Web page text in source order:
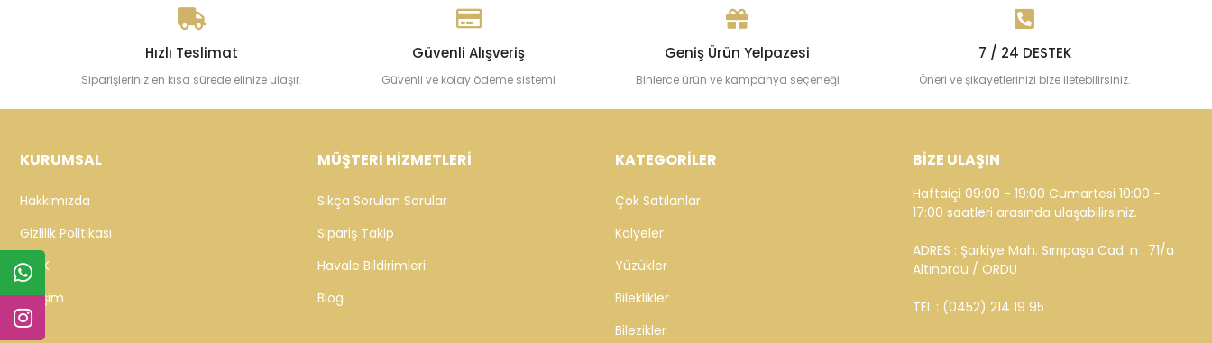
Hızlı Teslimat
Siparişleriniz en kısa sürede elinize ulaşır.
Güvenli Alışveriş
Güvenli ve kolay ödeme sistemi
Geniş Ürün Yelpazesi
Binlerce ürün ve kampanya seçeneği
7 / 24 DESTEK
Öneri ve şikayetlerinizi bize iletebilirsiniz.
KURUMSAL
Hakkımızda
Gizlilik Politikası
KVKK
İletişim
MÜŞTERİ HİZMETLERİ
Sıkça Sorulan Sorular
Sipariş Takip
Havale Bildirimleri
Blog
KATEGORİLER
Çok Satılanlar
Kolyeler
Yüzükler
Bileklikler
Bilezikler
BİZE ULAŞIN
Haftaiçi 09:00 - 19:00 Cumartesi 10:00 -
17:00 saatleri arasında ulaşabilirsiniz.
ADRES : Şarkiye Mah. Sırrıpaşa Cad. n : 71/a
Altınordu / ORDU
TEL : (0452) 214 19 95